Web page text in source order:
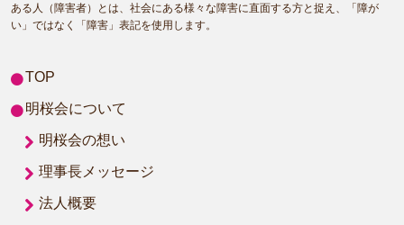
ある人（障害者）とは、社会にある様々な障害に直面する方と捉え、「障が
い」ではなく「障害」表記を使用します。
TOP
明桜会について
明桜会の想い
理事長メッセージ
法人概要